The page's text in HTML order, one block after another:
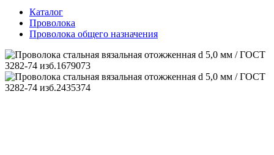
Каталог
Проволока
Проволока общего назначения